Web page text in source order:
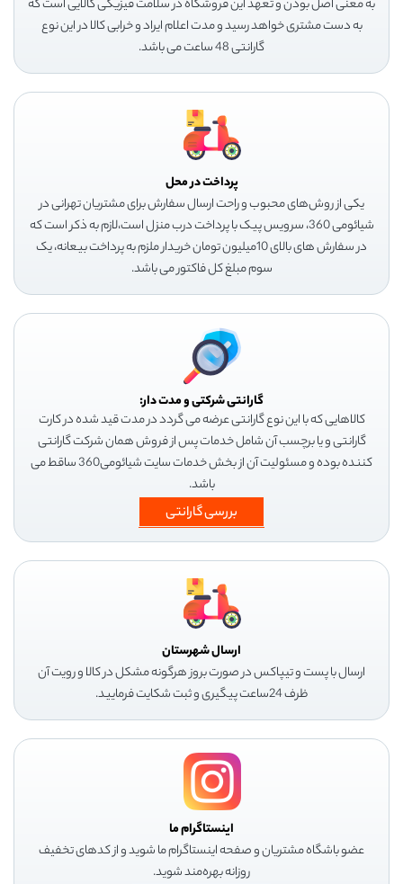
به معنی اصل بودن و تعهد این فروشگاه در سلامت فیزیکی کالایی است که
به دست مشتری خواهد رسید و مدت اعلام ایراد و خرابی کالا در این نوع
گارانتی 48 ساعت می باشد.
پرداخت در محل
یکی از روش‌های محبوب و راحت ارسال سفارش برای مشتریان تهرانی در
شیائومی 360، سرویس پیک با پرداخت درب منزل است،لازم به ذکر است که
در سفارش های بالای 10میلیون تومان خریدار ملزم به پرداخت بیعانه، یک
سوم مبلغ کل فاکتور می باشد.
گارانتی شرکتی و مدت دار:
کالاهایی که با این نوع گارانتی عرضه می گردد در مدت قید شده در کارت
گارانتی و یا برچسب آن شامل خدمات پس از فروش همان شرکت گارانتی
کننده بوده و مسئولیت آن از بخش خدمات سایت شیائومی360 ساقط می
باشد.
بررسی گارانتی
ارسال شهرستان
ارسال با پست و تیپاکس در صورت بروز هرگونه مشکل در کالا و رویت آن
ظرف 24ساعت پیگیری و ثبت شکایت فرمایید.
اینستاگرام ما
عضو باشگاه مشتریان و صفحه اینستاگرام ما شوید و از کدهای تخفیف
روزانه بهره‌مند شوید.